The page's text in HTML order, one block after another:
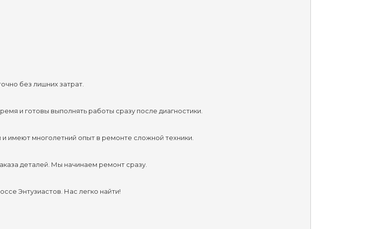
без лишних затрат.
и готовы выполнять работы сразу после диагностики.
имеют многолетний опыт в ремонте сложной техники.
деталей. Мы начинаем ремонт сразу.
Энтузиастов. Нас легко найти!